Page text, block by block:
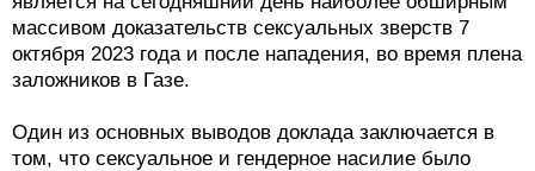
массивом доказательств сексуальных зверств 7
октября 2023 года и после нападения, во время плена
заложников в Газе.
Один из основных выводов доклада заключается в
том, что сексуальное и гендерное насилие было